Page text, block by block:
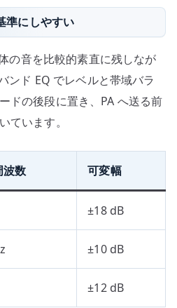
準にしやすい
の音を比較的素直に残しなが
ンド EQ でレベルと帯域バラ
ドの後段に置き、PA へ送る前
ています。
波数 可変幅
±18 dB
±10 dB
±12 dB